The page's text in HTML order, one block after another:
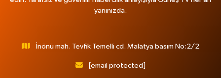
yanınızda.
İnönü mah. Tevfik Temelli cd. Malatya basım No:2/2
[email protected]